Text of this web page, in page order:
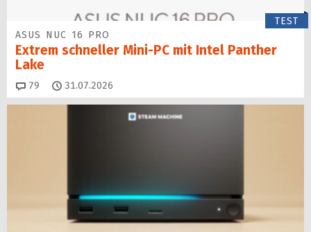
TEST
ASUS NUC 16 PRO
Extrem schneller Mini-PC mit Intel Panther
Lake
79 Kommentare
31.07.2026